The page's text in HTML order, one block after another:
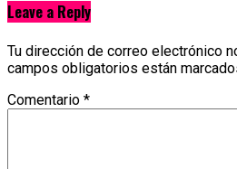
Leave a Reply
Tu dirección de correo electrónico
campos obligatorios están
Comentario *